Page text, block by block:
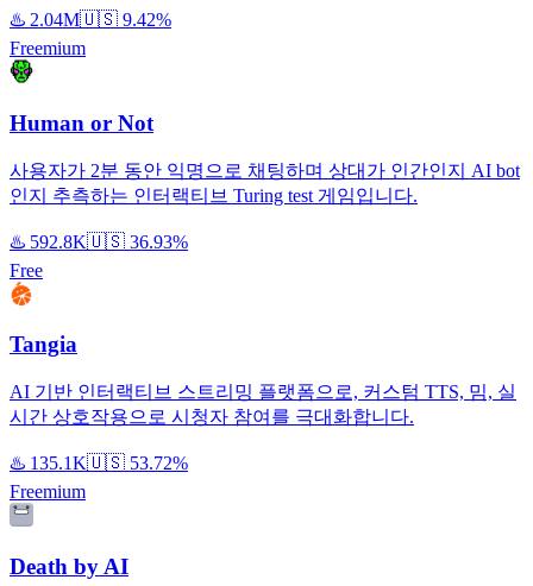
♨️ 2.04M🇺🇸 9.42%
Freemium
Human or Not
사용자가 2분 동안 익명으로 채팅하며 상대가 인간인지 AI bot
인지 추측하는 인터랙티브 Turing test 게임입니다.
♨️ 592.8K🇺🇸 36.93%
Free
Tangia
AI 기반 인터랙티브 스트리밍 플랫폼으로, 커스텀 TTS, 밈, 실
시간 상호작용으로 시청자 참여를 극대화합니다.
♨️ 135.1K🇺🇸 53.72%
Freemium
Death by AI